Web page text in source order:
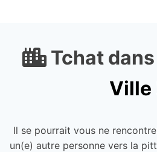
Tchat
Ville
Il se pourrait vous ne
un(e) autre personne vers la